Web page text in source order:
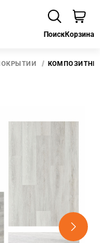
ПоискКорзина
КОМПОЗИТНЫЙ